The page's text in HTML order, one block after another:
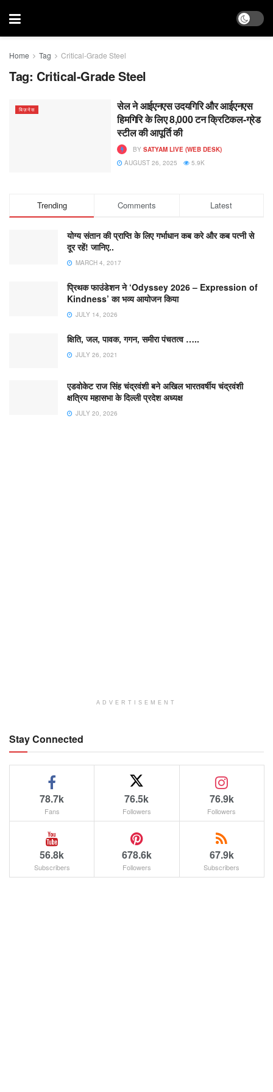
Home Tag Critical-Grade Steel
Tag: Critical-Grade Steel
बिज़नेस
सेल ने आईएनएस उदयगिरि और आईएनएस
हिमगिरि के लिए 8,000 टन क्रिटिकल-ग्रेड
स्टील की आपूर्ति की
BY SATYAM LIVE (WEB DESK)
AUGUST 26, 2025
5.9K
Trending Comments Latest
योग्य संतान की प्राप्ति के लिए गर्भाधान कब करे और कब पत्नी से
दूर रहें! जानिए..
MARCH 4, 2017
प्रिथक फाउंडेशन ने ‘Odyssey 2026 – Expression of
Kindness’ का भव्य आयोजन किया
JULY 14, 2026
क्षिति, जल, पावक, गगन, समीरा पंचतत्व …..
JULY 26, 2021
एडवोकेट राज सिंह चंद्रवंशी बने अखिल भारतवर्षीय चंद्रवंशी
क्षत्रिय महासभा के दिल्ली प्रदेश अध्यक्ष
JULY 20, 2026
ADVERTISEMENT
Stay Connected
78.7k
Fans
76.5k
Followers
76.9k
Followers
56.8k
Subscribers
678.6k
Followers
67.9k
Subscribers